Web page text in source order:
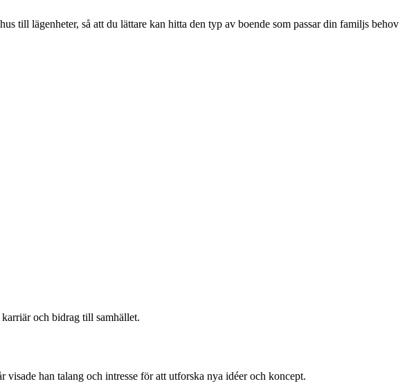
till lägenheter, så att du lättare kan hitta den typ av boende som passar din familjs behov
och bidrag till samhället.
han talang och intresse för att utforska nya idéer och koncept.